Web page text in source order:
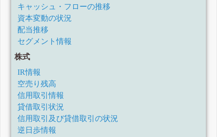
キャッシュ・フローの推移
資本変動の状況
配当推移
セグメント情報
株式
IR情報
空売り残高
信用取引情報
貸借取引状況
信用取引及び貸借取引の状況
逆日歩情報